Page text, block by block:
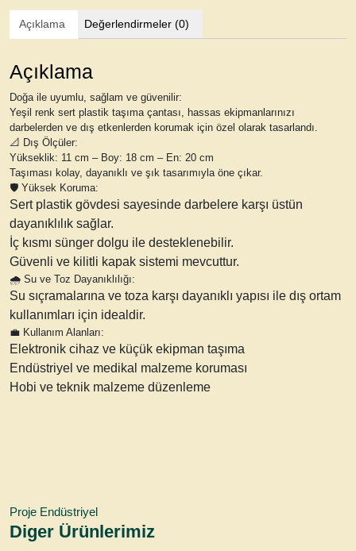
Açıklama Değerlendirmeler (0)
Açıklama
Doğa ile uyumlu, sağlam ve güvenilir:
Yeşil renk sert plastik taşıma çantası , hassas ekipmanlarınızı
darbelerden ve dış etkenlerden korumak için özel olarak tasarlandı.
📐 Dış Ölçüler:
Yükseklik: 11 cm – Boy: 18 cm – En: 20 cm
Taşıması kolay, dayanıklı ve şık tasarımıyla öne çıkar.
🛡️ Yüksek Koruma:
Sert plastik gövdesi sayesinde darbelere karşı üstün
dayanıklılık sağlar.
İç kısmı sünger dolgu ile desteklenebilir.
Güvenli ve kilitli kapak sistemi mevcuttur.
🌧️ Su ve Toz Dayanıklılığı:
Su sıçramalarına ve toza karşı dayanıklı yapısı ile dış ortam
kullanımları için idealdir.
💼 Kullanım Alanları:
Elektronik cihaz ve küçük ekipman taşıma
Endüstriyel ve medikal malzeme koruması
Hobi ve teknik malzeme düzenleme
Proje Endüstriyel
Diger Ürünlerimiz